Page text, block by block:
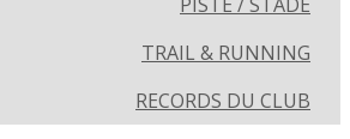
TRAIL & RUNNING
RECORDS DU CLUB